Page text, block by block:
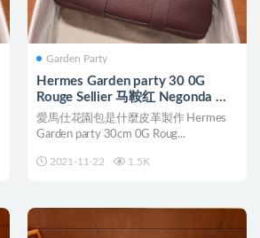
Garden Party
Hermes Garden party 30 0G
Rouge Sellier 马鞍红 Negonda 全
手工蜜蠟線縫製
愛馬仕花園包是什麼皮革製作 Hermes
Garden party 30cm 0G Roug...
2021-11-22 1.5K